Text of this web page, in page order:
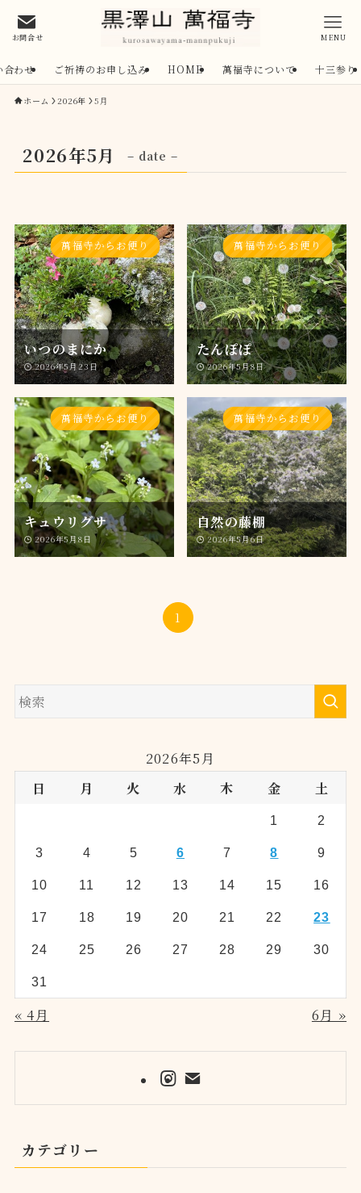
お問合せ MENU
合わせ ご祈祷のお申し込み HOME 萬福寺について 十三参り
ホーム 2026年 5月
2026年5月 – date –
萬福寺からお便り
いつのまにか
2026年5月23日
萬福寺からお便り
たんぽぽ
2026年5月8日
萬福寺からお便り
キュウリグサ
2026年5月8日
萬福寺からお便り
自然の藤棚
2026年5月6日
1
2026年5月
日
月 火 水 木 金 土
1 2
3 4 5 6 7 8 9
10 11 12 13 14 15 16
17 18 19 20 21 22 23
24 25 26 27 28 29 30
31
« 4月 6月 »
カテゴリー